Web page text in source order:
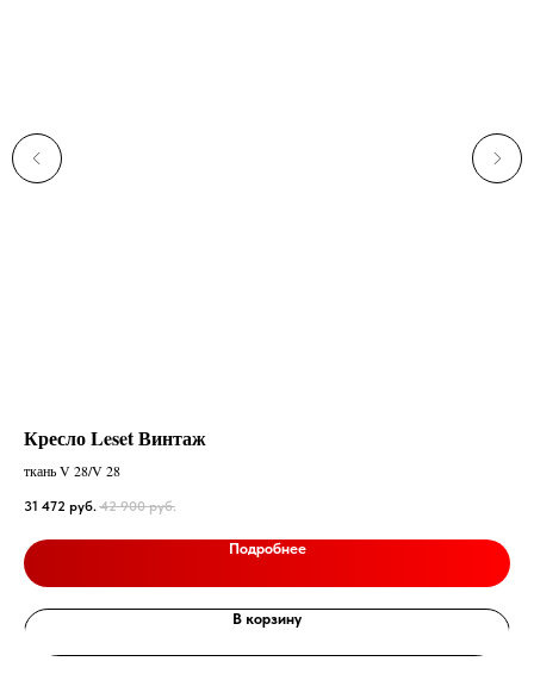
Кресло Leset Винтаж
ткань V 28/V 28
31 472 руб. 42 900 руб.
Подробнее
В корзину